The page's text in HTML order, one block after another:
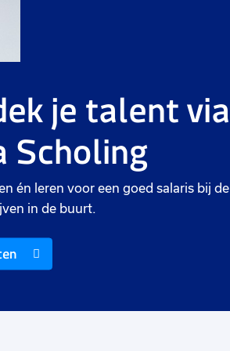
je talent via
Scholing
én leren voor een goed salaris bij de
in de buurt.